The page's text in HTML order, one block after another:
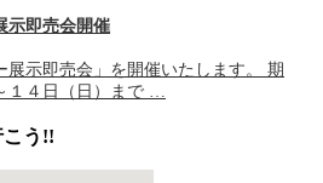
示即売会開催
展示即売会」を開催いたします。 期
１４日（日）まで …
う!!